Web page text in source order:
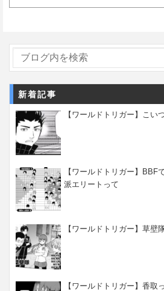
新着記事
【ワールドトリガー】こい
【ワールドトリガー】BBF
派エリートって
【ワールドトリガー】草壁
【ワールドトリガー】香取